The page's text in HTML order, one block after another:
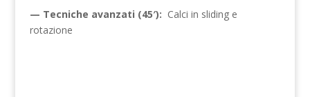
— Tecniche avanzati (45′): Calci in sliding e
rotazione